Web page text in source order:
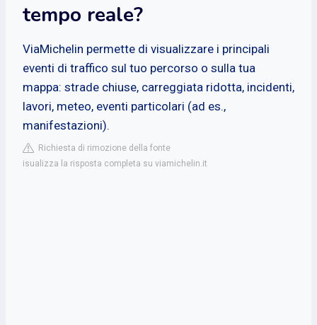
tempo reale?
ViaMichelin permette di visualizzare i principali
eventi di traffico sul tuo percorso o sulla tua
mappa: strade chiuse, carreggiata ridotta, incidenti,
lavori, meteo, eventi particolari (ad es.,
manifestazioni).
Richiesta di rimozione della fonte
isualizza la risposta completa su viamichelin.it